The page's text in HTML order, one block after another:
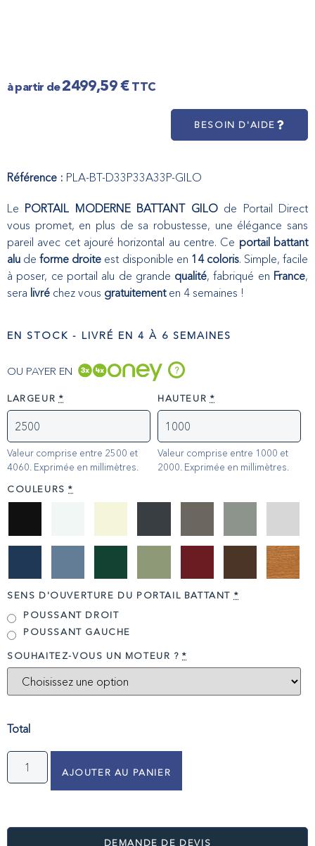
2499,59€ TTC
BESOIN D'AIDE
Référence : PLA-BT-D33P33A33P-GILO
Le PORTAIL MODERNE BATTANT GILOde Portail Direct
vous promet, en plus de sa robustesse, une élégance sans
pareil avec cet ajouré horizontal au centre. Ce portail battant
alu de forme droite est disponible en 14 coloris. Simple, facile
à poser, ce portail alu de grande qualité, fabriqué en France,
sera livré chez vous gratuitement en 4 semaines !
EN STOCK - LIVRÉ EN 4 À 6 SEMAINES
OU PAYER EN ?
LARGEUR *
Valeur comprise entre 2500 et
4060. Exprimée en millimètres.
HAUTEUR *
Valeur comprise entre 1000 et
2000. Exprimée en millimètres.
COULEURS *
SENS D'OUVERTURE DU PORTAIL BATTANT *
POUSSANT DROIT
POUSSANT GAUCHE
SOUHAITEZ-VOUS UN MOTEUR ? *
Total
AJOUTER AU PANIER
DEMANDE DE DEVIS